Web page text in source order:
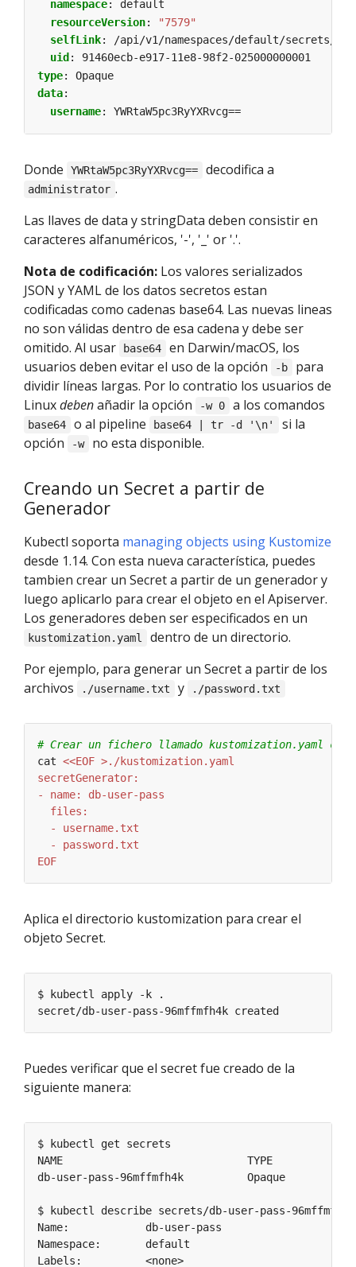
namespace:
default
resourceVersion:
"7579"
selfLink:
/api/v1/namespaces/default/secrets/
uid :
91460ecb-e917-11e8-98f2-025000000001
type:
Opaque
data:
username: YWRtaW5pc3RyYXRvcg==
Donde YWRtaW5pc3RyYXRvcg== decodifica a
administrator .
Las llaves de data y stringData deben consistir en
caracteres alfanuméricos, '-', '_' or '.'.
Nota de codificación: Los valores serializados
JSON y YAML de los datos secretos estan
codificadas como cadenas base64. Las nuevas lineas
no son válidas dentro de esa cadena y debe ser
omitido. Al usar
base64
en Darwin/macOS, los
usuarios deben evitar el uso de la opción
-b
para
dividir líneas largas. Por lo contratio los usuarios de
Linuxdebenañadir la opción -w 0 a los comandos
base64 o al pipeline base64 | tr -d '\n'
si la
opción
-w no esta disponible.
Creando un Secret a partir de
Generador
Kubectl soporta managing objects using Kustomize
desde 1.14. Con esta nueva característica, puedes
tambien crear un Secret a partir de un generador y
luego aplicarlo para crear el objeto en el Apiserver.
Los generadores deben ser especificados en un
kustomization.yaml
dentro de un directorio.
Por ejemplo, para generar un Secret a partir de los
archivos
./username.txt y ./password.txt
# Crear un fichero llamado kustomization.yaml con
cat
EOF
Aplica el directorio kustomization para crear el
objeto Secret.
Puedes verificar que el secret fue creado de la
siguiente manera:
db-user-pass-96mffmfh4k